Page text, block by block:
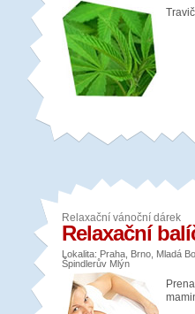
Relaxační vánoční dárek
Relaxační
Lokalita: Praha, Brno, Mladá
Špindlerův Mlýn